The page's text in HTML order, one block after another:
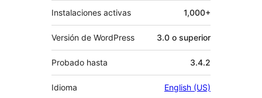
Instalaciones activas 1,000+
Versión de WordPress 3.0 o superior
Probado hasta 3.4.2
Idioma English (US)